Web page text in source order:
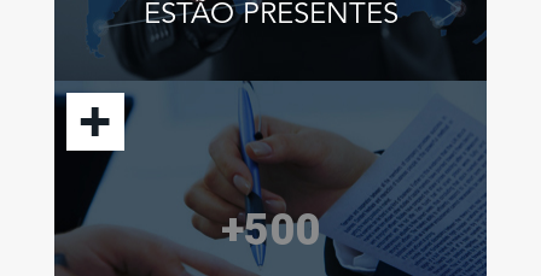
ESTÃO PRESENTES
+500